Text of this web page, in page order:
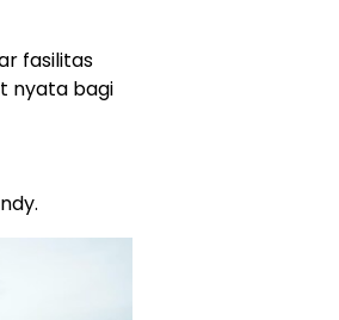
fasilitas
nyata bagi